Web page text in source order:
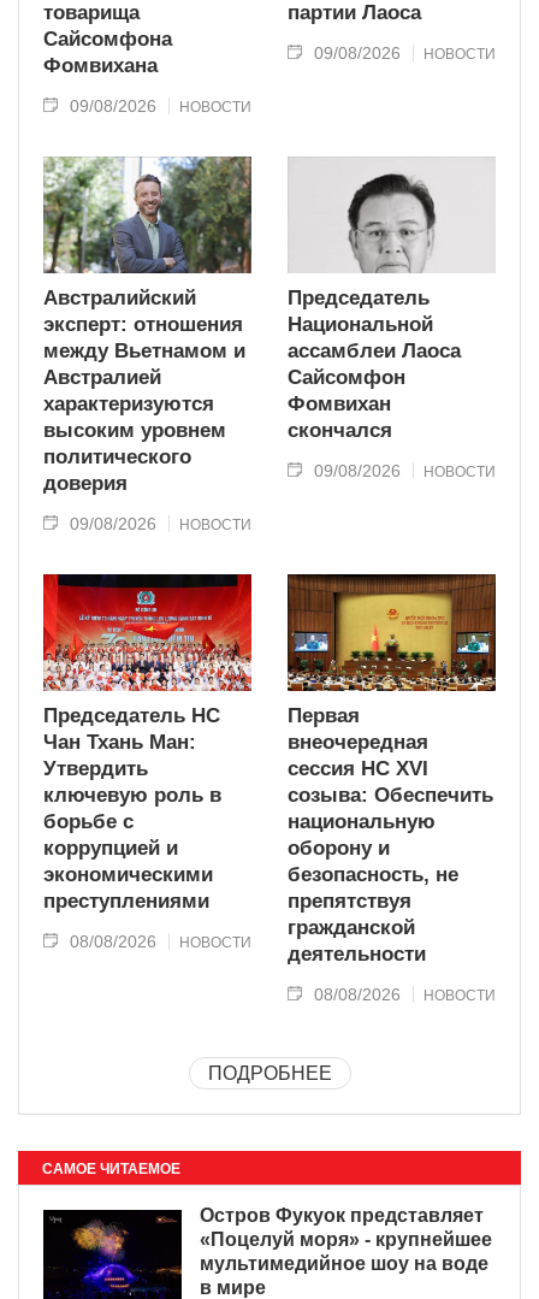
товарища
Сайсомфона
Фомвихана
09/08/2026 НОВОСТИ
партии Лаоса
09/08/2026 НОВОСТИ
Австралийский
эксперт: отношения
между Вьетнамом и
Австралией
характеризуются
высоким уровнем
политического
доверия
09/08/2026 НОВОСТИ
Председатель
Национальной
ассамблеи Лаоса
Сайсомфон
Фомвихан
скончался
09/08/2026 НОВОСТИ
Председатель НС
Чан Тхань Ман:
Утвердить
ключевую роль в
борьбе с
коррупцией и
экономическими
преступлениями
08/08/2026 НОВОСТИ
Первая
внеочередная
сессия НС XVI
созыва: Обеспечить
национальную
оборону и
безопасность, не
препятствуя
гражданской
деятельности
08/08/2026 НОВОСТИ
ПОДРОБНЕЕ
САМОЕ ЧИТАЕМОЕ
Остров Фукуок представляет
«Поцелуй моря» - крупнейшее
мультимедийное шоу на воде
в мире